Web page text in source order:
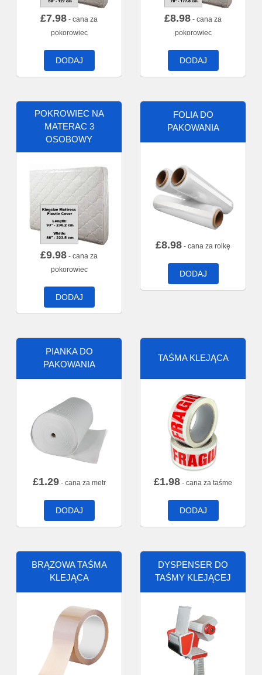
£7.98 - cana za
pokorowiec
DODAJ
£8.98 - cana za
pokorowiec
DODAJ
POKROWIEC NA
MATERAC 3
OSOBOWY
£9.98 - cana za
pokorowiec
DODAJ
FOLIA DO
PAKOWANIA
£8.98 - cana za rolkę
DODAJ
PIANKA DO
PAKOWANIA
£1.29- cana za metr
DODAJ
TAŚMA KLEJĄCA
£1.98 - cana za taśme
DODAJ
BRĄZOWA TAŚMA
KLEJĄCA
DYSPENSER DO
TAŚMY KLEJĄCEJ